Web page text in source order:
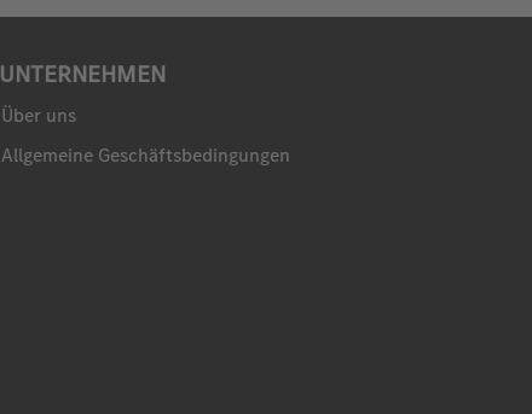
UNTERNEHMEN
Über uns
Allgemeine Geschäftsbedingungen